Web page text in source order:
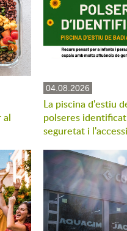
al
04.08.2026
La piscina d'estiu
polseres
seguretat i